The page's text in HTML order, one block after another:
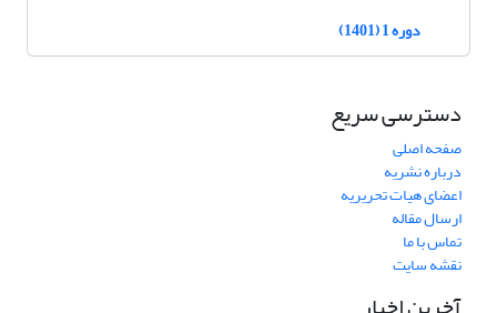
دوره 1 (1401)
دسترسی سریع
صفحه اصلی
درباره نشریه
اعضای هیات تحریریه
ارسال مقاله
تماس با ما
نقشه سایت